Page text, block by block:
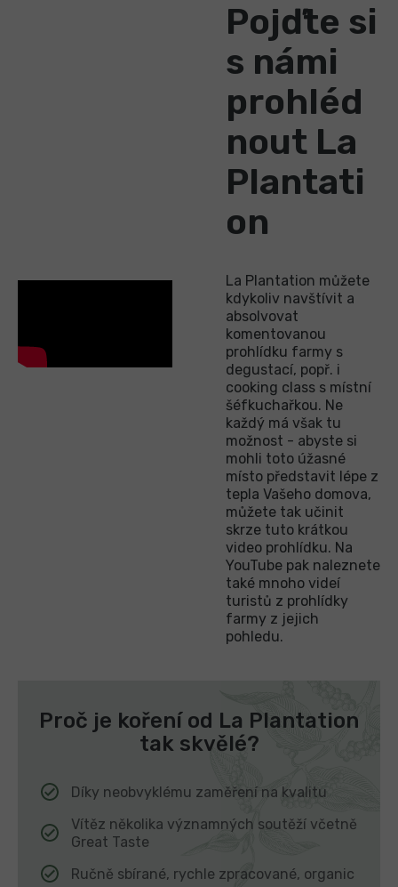
Pojďte si
s námi
prohléd
nout La
Plantati
on
La Plantation můžete
kdykoliv navštívit a
absolvovat
komentovanou
prohlídku farmy s
degustací, popř. i
cooking class s místní
šéfkuchařkou. Ne
každý má však tu
možnost - abyste si
mohli toto úžasné
místo představit lépe z
tepla Vašeho domova,
můžete tak učinit
skrze tuto krátkou
video prohlídku. Na
YouTube pak naleznete
také mnoho videí
turistů z prohlídky
farmy z jejich
pohledu.
Proč je koření od La Plantation
tak skvělé?
Díky neobvyklému zaměření na kvalitu
Vítěz několika významných soutěží včetně
Great Taste
Ručně sbírané, rychle zpracované, organic